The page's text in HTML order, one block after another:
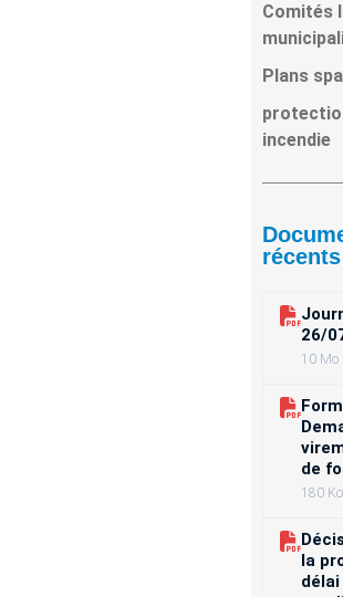
Comités
Plans
incendie
récents
26/
10 Mo
de
180 Ko
la